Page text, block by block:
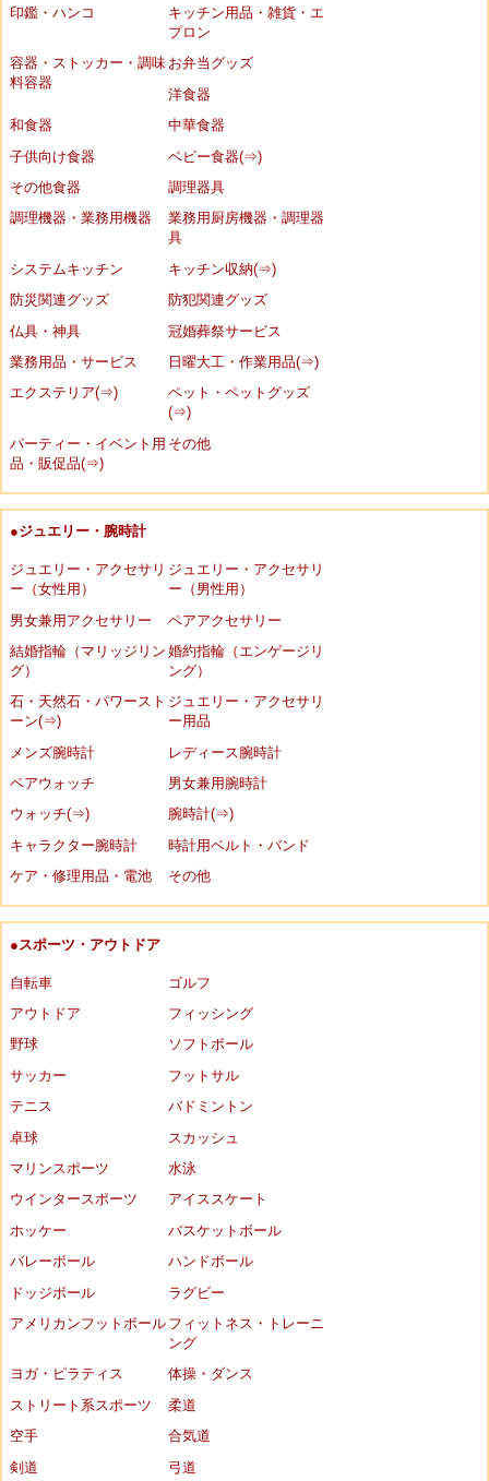
印鑑・ハンコ
キッチン用品・雑貨・エ
プロン
容器・ストッカー・調味
料容器
お弁当グッズ
洋食器
和食器
中華食器
子供向け食器
ベビー食器(⇒)
その他食器
調理器具
調理機器・業務用機器
業務用厨房機器・調理器
具
システムキッチン
キッチン収納(⇒)
防災関連グッズ
防犯関連グッズ
仏具・神具
冠婚葬祭サービス
業務用品・サービス
日曜大工・作業用品(⇒)
エクステリア(⇒)
ペット・ペットグッズ
(⇒)
パーティー・イベント用
品・販促品(⇒)
その他
●ジュエリー・腕時計
ジュエリー・アクセサリ
ー（女性用）
ジュエリー・アクセサリ
ー（男性用）
男女兼用アクセサリー
ペアアクセサリー
結婚指輪（マリッジリン
グ）
婚約指輪（エンゲージリ
ング）
石・天然石・パワースト
ーン(⇒)
ジュエリー・アクセサリ
ー用品
メンズ腕時計
レディース腕時計
ペアウォッチ
男女兼用腕時計
ウォッチ(⇒)
腕時計(⇒)
キャラクター腕時計
時計用ベルト・バンド
ケア・修理用品・電池
その他
●スポーツ・アウトドア
自転車
ゴルフ
アウトドア
フィッシング
野球
ソフトボール
サッカー
フットサル
テニス
バドミントン
卓球
スカッシュ
マリンスポーツ
水泳
ウインタースポーツ
アイススケート
ホッケー
バスケットボール
バレーボール
ハンドボール
ドッジボール
ラグビー
アメリカンフットボール フィットネス・トレーニ
ング
ヨガ・ピラティス
体操・ダンス
ストリート系スポーツ
柔道
空手
合気道
剣道
弓道